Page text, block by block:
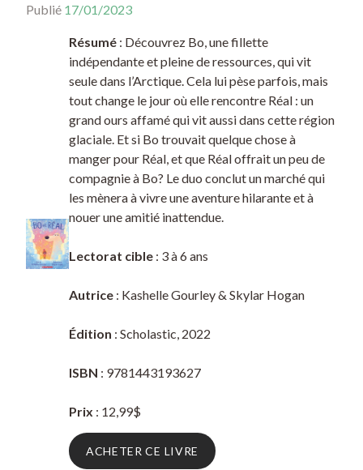
Publié 17/01/2023
Résumé: Découvrez Bo, une fillette
indépendante et pleine de ressources, qui vit
seule dans l’Arctique. Cela lui pèse parfois, mais
tout change le jour où elle rencontre Réal : un
grand ours affamé qui vit aussi dans cette région
glaciale. Et si Bo trouvait quelque chose à
manger pour Réal, et que Réal offrait un peu de
compagnie à Bo? Le duo conclut un marché qui
les mènera à vivre une aventure hilarante et à
nouer une amitié inattendue.
Lectorat cible: 3 à 6 ans
Autrice : Kashelle Gourley & Skylar Hogan
Édition : Scholastic, 2022
ISBN : 9781443193627
Prix : 12,99$
ACHETER CE LIVRE